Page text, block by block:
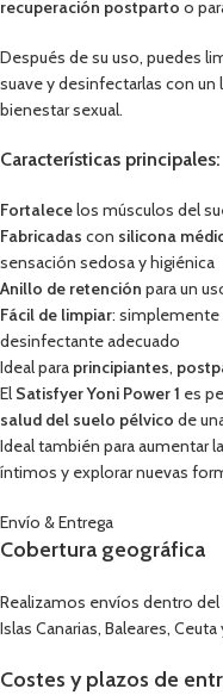
recuperación postparto o
Después de su uso, puedes
suave y desinfectarlas con
bienestar sexual.
Características principales:
Fortalecelos músculos del
Fabricadas con silicona
sensación sedosa y higiénica
Anillo de retención para un
Fácil de limpiar: simplemente
desinfectante adecuado
Ideal para principiantes,
El Satisfyer Yoni Power 1 es
salud del suelo pélvico de
Ideal también para aumentar
íntimos y explorar nuevas
Envío & Entrega
Cobertura geográfica
Realizamos envíos dentro del
Islas Canarias, Baleares, Ceuta
Costes y plazos de